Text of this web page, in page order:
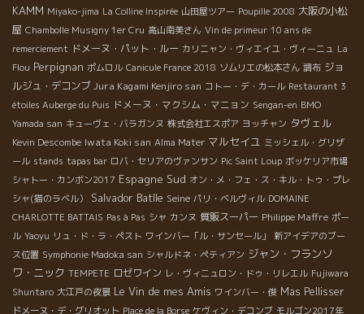
KAMM Miyako-jima La Colline Inspirée 山田屋ツアー Poupille 2008 大阪の小松
屋 Chambolle Musigny 1er Cru 高山南美さん Vin de primeur 10 ans de
remerciement ドメーヌ・パット・ルー カリニャン・ヴィエイユ・ヴィーニュ La
Flou Perpignan ポムロル Canicule France 2018 ソムリエの松本さん 調布 ジョ
ルジュ・デコンブ Jura Kagami Kenjiro san コトー・デ・カール Restaurant 3
étoiles Auberge du Puis ドメーヌ・マクシム・マニョン Sengan-en BMO
Yamada san キューヴェ・バラガンヌ 株式会社エスポア ヨッチャン タヴェル
Kevin Descombe Iwata Koki san Alma Mater マルセイユ ミッシェル・グリザ
ール stands tapas bar ロバ・セリアのヴァンサン Pic Saint Loup ボッケリア市場
シャトー・カンボン2017 Espagne Sud オン・メ・フェ・ス・キル・トゥ・プレ
シャ(猫のラベル）
Salvador Batlle Seine パリ・ベルヴィル DOMAINE
CHARLOTTE BATTAIS Pas à Pas シャ カンヌ 質販スーパー Philippe Maffre ポー
ル Yaoyu リュ・ド・ラ・ペスト ワインバー「ル・サンセール」
新アイデアのブー
ス位置 Symphonie Madoka san シャルドネ・ペティアン ジャン・フランソ
ワ・ニック TEMPETE ロゼワイン レ・ヴィニュロン・ドゥ・リレエル Fujiwara
Shuntaro 大江戸の夜景 Le Vin de mes Amis ワインバー・俊 Mas Pellisser
ドメーヌ・デ・グリオット Place de la Borse ケヴィン・デコンブ モルゴン2017年